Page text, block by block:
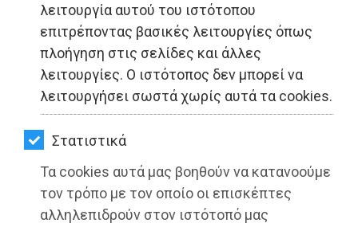
λειτουργία αυτού του ιστότοπου
επιτρέποντας βασικές λειτουργίες όπως
πλοήγηση στις σελίδες και άλλες
λειτουργίες. Ο ιστότοπος δεν μπορεί να
λειτουργήσει σωστά χωρίς αυτά τα cookies.
Στατιστικά
Τα cookies αυτά μας βοηθούν να κατανοούμε
τον τρόπο με τον οποίο οι επισκέπτες
αλληλεπιδρούν στον ιστότοπό μας
ΠΟΛΙΤΙΣΜΟΣ
ΣΠΙΤΙ-
ΚΗΠΟΣ
ΥΓΕΙΑ
LIFESTYLE
ΤΑΞΙΔΙΑ
ΕΞΟΔΟΣ
ΤΟΠΙΚΗ ΑΥΤΟΔΙΟΙΚΗΣΗ - Ραφήνα